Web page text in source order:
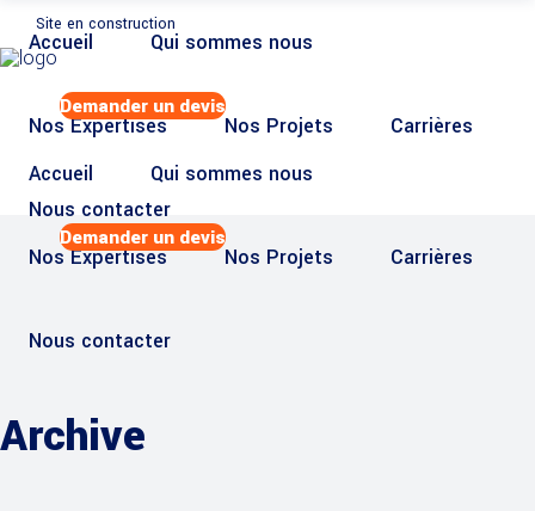
Site en construction
Accueil Qui sommes nous
Nos Expertises Nos Projets Carrières
Nous contacter
Demander un devis
Accueil Qui sommes nous
Nos Expertises Nos Projets Carrières
Nous contacter
Demander un devis
Archive